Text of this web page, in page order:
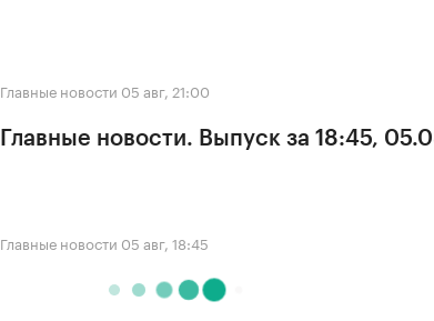
Главные новости 05 авг, 21:00
Главные новости. Выпуск за 18:45,
Главные новости 05 авг, 18:45